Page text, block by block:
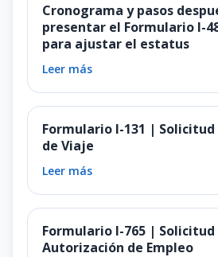
Cronograma y pasos
presentar el Formulario I-
para ajustar el estatus
Leer más
Formulario I-131 |
de Viaje
Leer más
Formulario I-765 | Solicitud
Autorización de Empleo